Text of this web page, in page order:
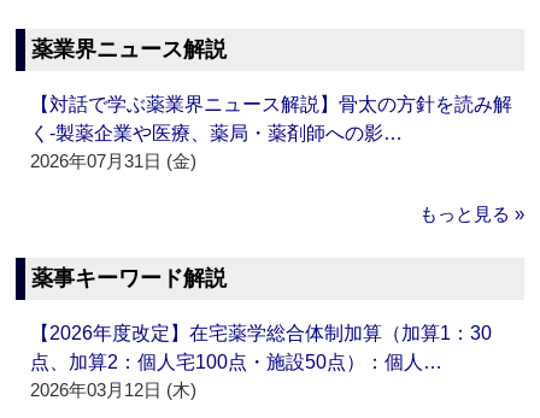
薬業界ニュース解説
【対話で学ぶ薬業界ニュース解説】骨太の方針を読み解
く‐製薬企業や医療、薬局・薬剤師への影…
2026年07月31日 (金)
もっと見る »
薬事キーワード解説
【2026年度改定】在宅薬学総合体制加算（加算1：30
点、加算2：個人宅100点・施設50点）：個人…
2026年03月12日 (木)